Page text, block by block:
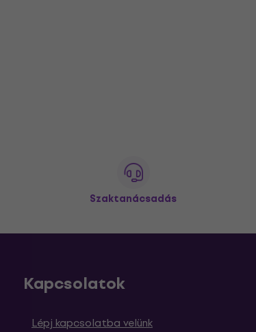
Szaktanácsadás
Kapcsolatok
Lépj kapcsolatba velünk